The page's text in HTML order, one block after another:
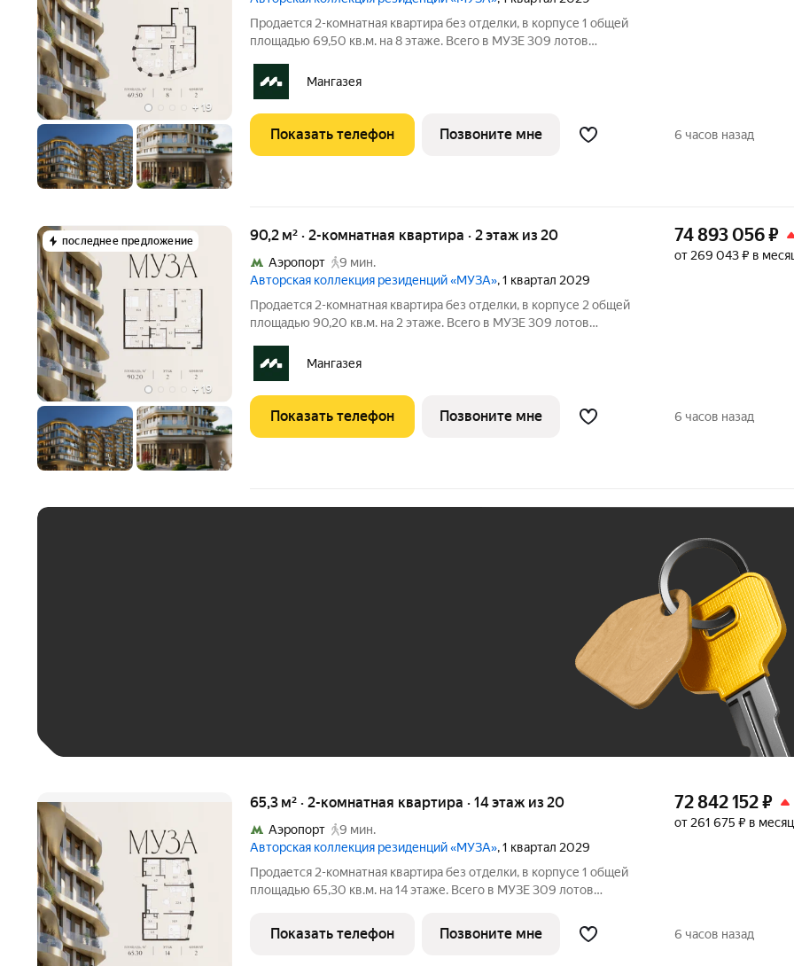
+ 19
Продается 2-комнатная квартира без отделки, в корпусе 1 общей
площадью 69,50 кв.м. на 8 этаже. Всего в МУЗЕ 309 лотов
Высота потолков от 3,5 до 4,65 м. Эксклюзивные форматы:
Мангазея
Показать телефон Позвоните мне 6 часов назад
последнее предложение
+ 19
90,2 м² · 2-комнатная квартира · 2 этаж из 20
Аэропорт
9 мин.
Авторская коллекция резиденций «МУЗА», 1 квартал 2029
Продается 2-комнатная квартира без отделки, в корпусе 2 общей
площадью 90,20 кв.м. на 2 этаже. Всего в МУЗЕ 309 лотов
Высота потолков от 3,5 до 4,65 м. Эксклюзивные форматы:
Мангазея
74 893 056₽
от 269 043 ₽ в
Показать телефон Позвоните мне 6 часов назад
65,3 м² · 2-комнатная квартира · 14 этаж из 20
Аэропорт
9 мин.
Авторская коллекция резиденций «МУЗА», 1 квартал 2029
Продается 2-комнатная квартира без отделки, в корпусе 1 общей
площадью 65,30 кв.м. на 14 этаже. Всего в МУЗЕ 309 лотов
Высота потолков от 3,5 до 4,65 м. Эксклюзивные форматы:
Пентхаусы
72 842 152₽
от 261 675 ₽ в месяц
Показать телефон Позвоните мне 6 часов назад